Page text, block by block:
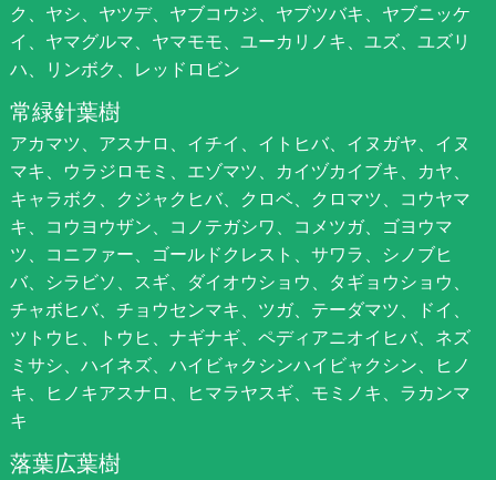
ク、ヤシ、ヤツデ、ヤブコウジ、ヤブツバキ、ヤブニッケ
イ、ヤマグルマ、ヤマモモ、ユーカリノキ、ユズ、ユズリ
ハ、リンボク、レッドロビン
常緑針葉樹
アカマツ、アスナロ、イチイ、イトヒバ、イヌガヤ、イヌ
マキ、ウラジロモミ、エゾマツ、カイヅカイブキ、カヤ、
キャラボク、クジャクヒバ、クロベ、クロマツ、コウヤマ
キ、コウヨウザン、コノテガシワ、コメツガ、ゴヨウマ
ツ、コニファー、ゴールドクレスト、サワラ、シノブヒ
バ、シラビソ、スギ、ダイオウショウ、タギョウショウ、
チャボヒバ、チョウセンマキ、ツガ、テーダマツ、ドイ、
ツトウヒ、トウヒ、ナギナギ、ペディアニオイヒバ、ネズ
ミサシ、ハイネズ、ハイビャクシンハイビャクシン、ヒノ
キ、ヒノキアスナロ、ヒマラヤスギ、モミノキ、ラカンマ
キ
落葉広葉樹